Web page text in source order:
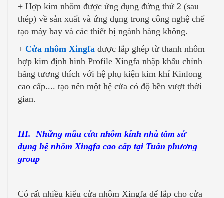
+ Hợp kim nhôm được ứng dụng đứng thứ 2 (sau
thép) về sản xuất và ứng dụng trong công nghệ chế
tạo máy bay và các thiết bị ngành hàng không.
+ Cửa nhôm Xingfa được lắp ghép từ thanh nhôm
hợp kim định hình Profile Xingfa nhập khẩu chính
hãng tương thích với hệ phụ kiện kim khí Kinlong
cao cấp.... tạo nên một hệ cửa có độ bền vượt thời
gian.
III. Những mẫu cửa nhôm kính nhà tắm sử
dụng hệ nhôm Xingfa cao cấp tại Tuấn phương
group
Có rất nhiều kiểu cửa nhôm Xingfa để lắp cho cửa